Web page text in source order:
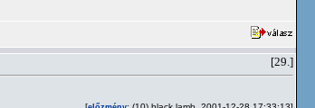
[29.]